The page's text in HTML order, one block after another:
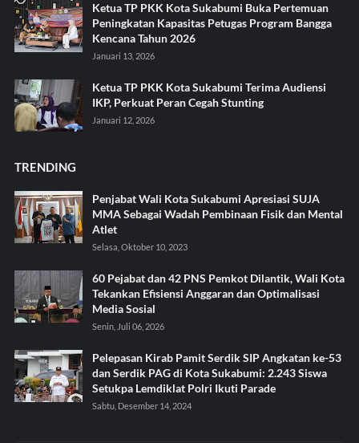
Ketua TP PKK Kota Sukabumi Buka Pertemuan
Peningkatan Kapasitas Petugas Program Bangga
Kencana Tahun 2026
Januari 13, 2026
Ketua TP PKK Kota Sukabumi Terima Audiensi
IKP, Perkuat Peran Cegah Stunting
Januari 12, 2026
TRENDING
Penjabat Wali Kota Sukabumi Apresiasi SUJA
MMA Sebagai Wadah Pembinaan Fisik dan Mental
Atlet
Selasa, Oktober 10, 2023
60 Pejabat dan 42 PNS Pemkot Dilantik, Wali Kota
Tekankan Efisiensi Anggaran dan Optimalisasi
Media Sosial
Senin, Juli 06, 2026
Pelepasan Kirab Pamit Serdik SIP Angkatan ke-53
dan Serdik PAG di Kota Sukabumi: 2.243 Siswa
Setukpa Lemdiklat Polri Ikuti Parade
Sabtu, Desember 14, 2024